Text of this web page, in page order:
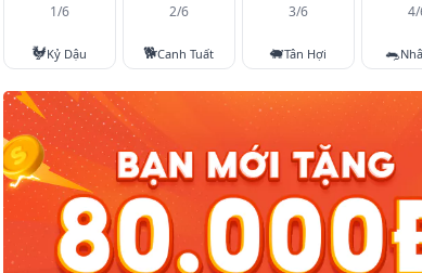
1/6
🐓Kỷ Dậu
2/6
🐕Canh Tuất
3/6
🐖Tân Hợi 🐀